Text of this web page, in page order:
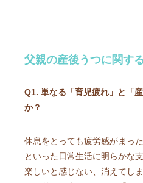
父親の産後うつに関す
Q1. 単なる「育児疲れ」と「
か？
休息をとっても疲労感がまっ
といった日常生活に明らかな
楽しいと感じない、消えてし